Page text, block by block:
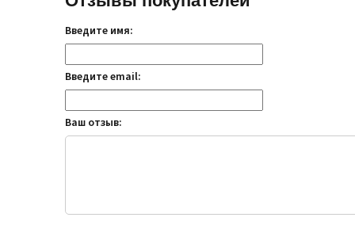
Введите имя:
Введите email:
Ваш отзыв: